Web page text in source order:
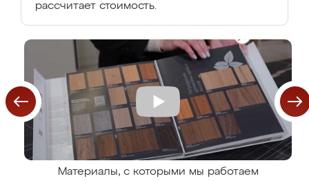
рассчитает стоимость.
Материалы, с которыми мы работаем